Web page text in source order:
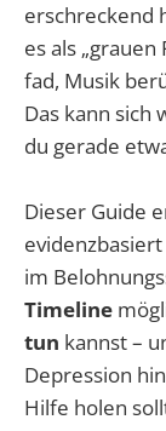
erschreckend
es als
fad, Musik
Das kann sich
du gerade
Dieser Guide
im
Timeline
tun kannst –
Depression
Hilfe holen